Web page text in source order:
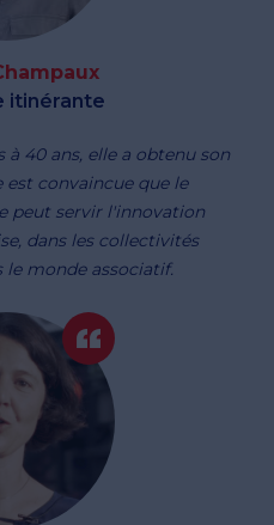
itinérante
40 ans, elle a obtenu son
est convaincue que le
peut servir l'innovation
dans les collectivités
monde associatif.